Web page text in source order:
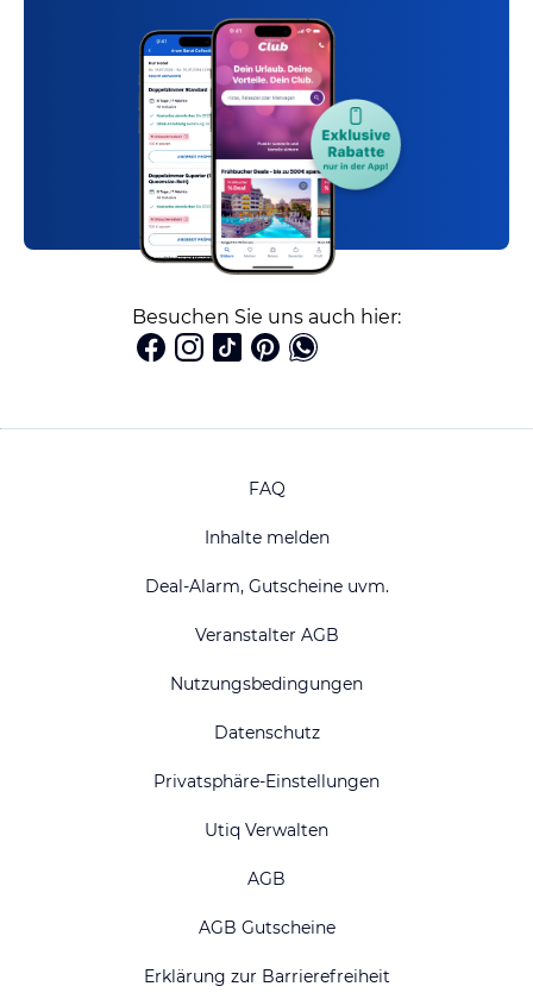
Besuchen Sie uns auch hier:
FAQ
Inhalte melden
Deal-Alarm, Gutscheine uvm.
Veranstalter AGB
Nutzungsbedingungen
Datenschutz
Privatsphäre-Einstellungen
Utiq Verwalten
AGB
AGB Gutscheine
Erklärung zur Barrierefreiheit